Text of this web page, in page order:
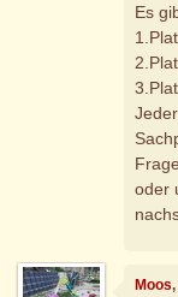
Es
oder
Moos